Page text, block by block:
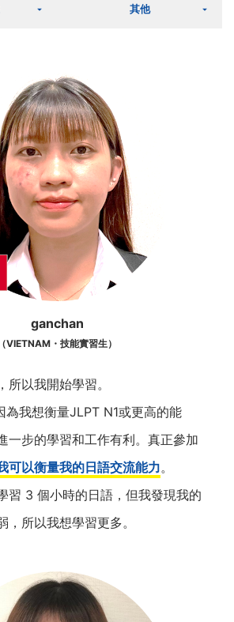
其他
ganchan
（VIETNAM・技能實習生）
以我開始學習。
為我想衡量JLPT N1或更高的能
一步的學習和工作有利。真正參加
可以衡量我的日語交流能力。
習 3 個小時的日語，但我發現我的
，所以我想學習更多。